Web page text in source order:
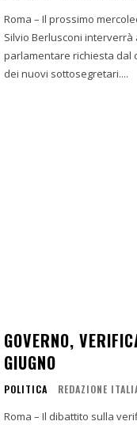
Roma – Il prossimo
Silvio Berlusconi
parlamentare richiesta dal
dei nuovi sottosegretari....
GOVERNO,
GIUGNO
POLITICA REDAZIONE
Roma – Il dibattito sulla